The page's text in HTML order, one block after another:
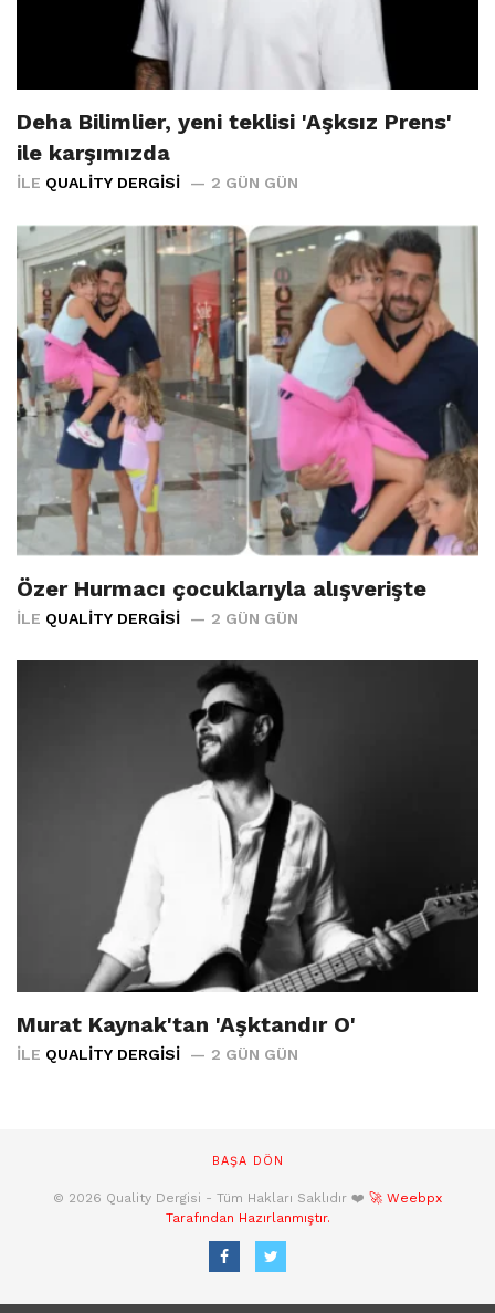
Deha Bilimlier, yeni teklisi 'Aşksız Prens'
ile karşımızda
İLE QUALITY DERGISI 2 GÜN GÜN
Özer Hurmacı çocuklarıyla alışverişte
İLE QUALITY DERGISI 2 GÜN GÜN
Murat Kaynak'tan 'Aşktandır O'
İLE QUALITY DERGISI 2 GÜN GÜN
BAŞA DÖN
© 2026 Quality Dergisi - Tüm Hakları Saklıdır ❤️ 🚀 Weebpx
Tarafından Hazırlanmıştır.